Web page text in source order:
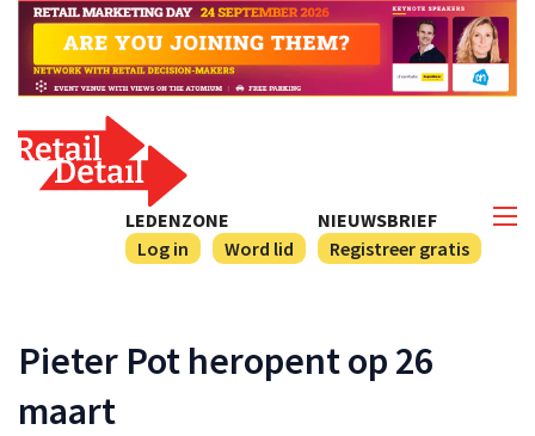
NIEUWSBRIEF
Registreer gratis
LEDENZONE
Log in
Word lid
Pieter Pot heropent op 26
maart